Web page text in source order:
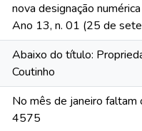
nova designação
Ano 13, n. 01 (25 de
Abaixo do título:
Coutinho
No mês de janeiro
4575